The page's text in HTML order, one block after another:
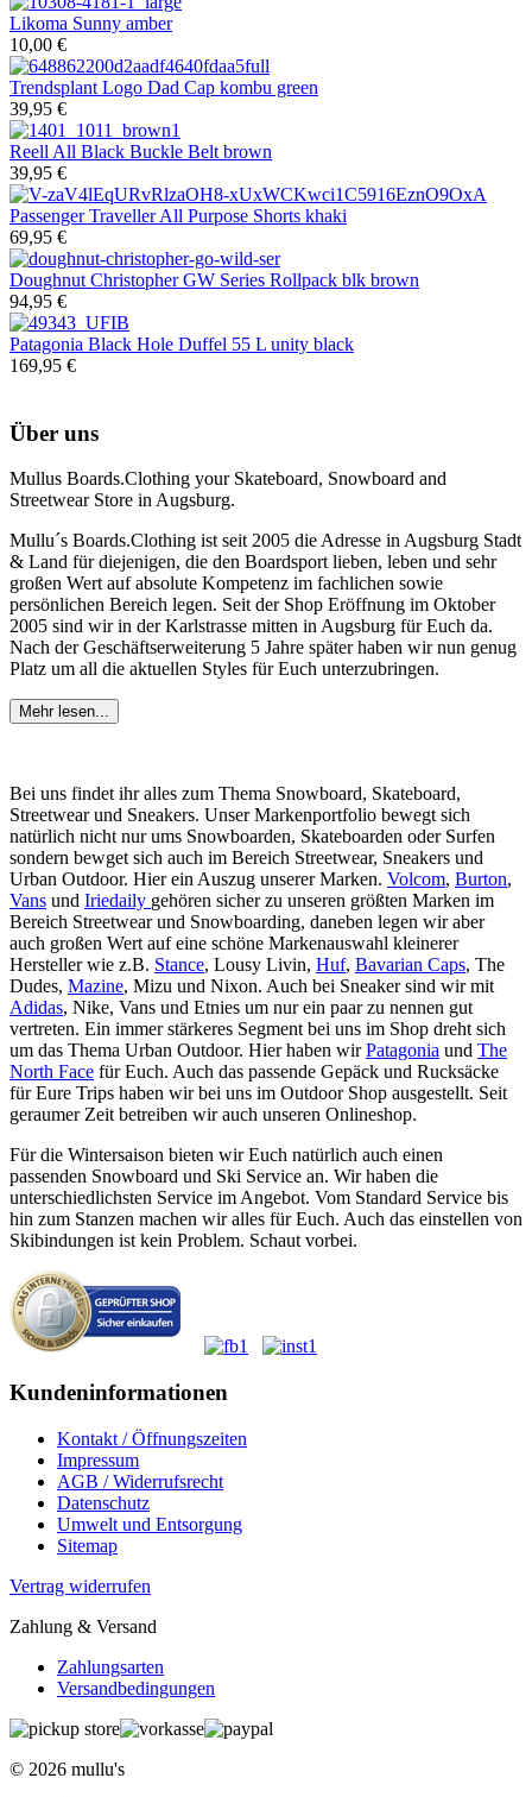
Likoma Sunny amber
10,00 €
Trendsplant Logo Dad Cap kombu green
39,95 €
Reell All Black Buckle Belt brown
39,95 €
PassengerTraveller All Purpose Shorts khaki
69,95 €
Doughnut Christopher GW Series Rollpack blk brown
94,95 €
Patagonia Black Hole Duffel 55 L unity black
169,95 €
Über uns
Mullus Boards.Clothing your Skateboard, Snowboard and
Streetwear Store in Augsburg.
Mullu´s Boards.Clothing ist seit 2005 die Adresse in Augsburg Stadt
& Land für diejenigen, die den Boardsport lieben, leben und sehr
großen Wert auf absolute Kompetenz im fachlichen sowie
persönlichen Bereich legen. Seit der Shop Eröffnung im Oktober
2005 sind wir in der Karlstrasse mitten in Augsburg für Euch da.
Nach der Geschäftserweiterung 5 Jahre später haben wir nun genug
Platz um all die aktuellen Styles für Euch unterzubringen.
Mehr lesen...
Bei uns findet ihr alles zum Thema Snowboard, Skateboard,
Streetwear und Sneakers. Unser Markenportfolio bewegt sich
natürlich nicht nur ums Snowboarden, Skateboarden oder Surfen
sondern bewget sich auch im Bereich Streetwear, Sneakers und
Urban Outdoor. Hier ein Auszug unserer Marken. Volcom, Burton,
Vans und Iriedaily gehören sicher zu unseren größten Marken im
Bereich Streetwear und Snowboarding, daneben legen wir aber
auch großen Wert auf eine schöne Markenauswahl kleinerer
Hersteller wie z.B. Stance, Lousy Livin, Huf, Bavarian Caps, The
Dudes, Mazine, Mizu und Nixon. Auch bei Sneaker sind wir mit
Adidas, Nike, Vans und Etnies um nur ein paar zu nennen gut
vertreten. Ein immer stärkeres Segment bei uns im Shop dreht sich
um das Thema Urban Outdoor. Hier haben wirPatagonia und The
North Face für Euch. Auch das passende Gepäck und Rucksäcke
für Eure Trips haben wir bei uns im Outdoor Shop ausgestellt. Seit
geraumer Zeit betreiben wir auch unseren Onlineshop.
Für die Wintersaison bieten wir Euch natürlich auch einen
passenden Snowboard und Ski Service an. Wir haben die
unterschiedlichsten Service im Angebot. Vom Standard Service bis
hin zum Stanzen machen wir alles für Euch. Auch das einstellen von
Skibindungen ist kein Problem. Schaut vorbei.
Kundeninformationen
Kontakt / Öffnungszeiten
Impressum
AGB / Widerrufsrecht
Datenschutz
Umwelt und Entsorgung
Sitemap
Vertrag widerrufen
Zahlung & Versand
Zahlungsarten
Versandbedingungen
© 2026 mullu's